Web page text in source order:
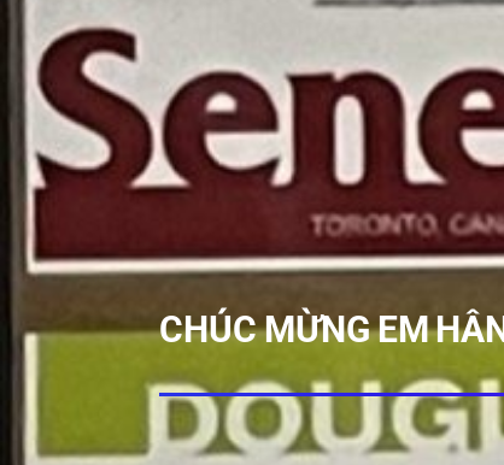
CHÚC MỪNG EM